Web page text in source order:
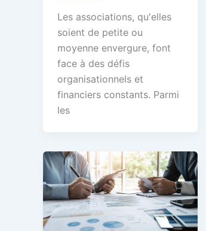
Les associations, qu'elles
soient de petite ou
moyenne envergure, font
face à des défis
organisationnels et
financiers constants. Parmi
les